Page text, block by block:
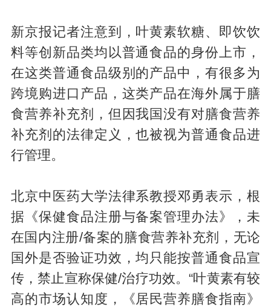
新京报记者注意到，叶黄素软糖、即饮饮
料等创新品类均以普通食品的身份上市，
在这类普通食品级别的产品中，有很多为
跨境购进口产品，这类产品在海外属于膳
食营养补充剂，但因我国没有对膳食营养
补充剂的法律定义，也被视为普通食品进
行管理。
北京中医药大学法律系教授邓勇表示，根
据《保健食品注册与备案管理办法》，未
在国内注册/备案的膳食营养补充剂，无论
国外是否验证功效，均只能按普通食品宣
传，禁止宣称保健/治疗功效。“叶黄素有较
高的市场认知度，《居民营养膳食指南》